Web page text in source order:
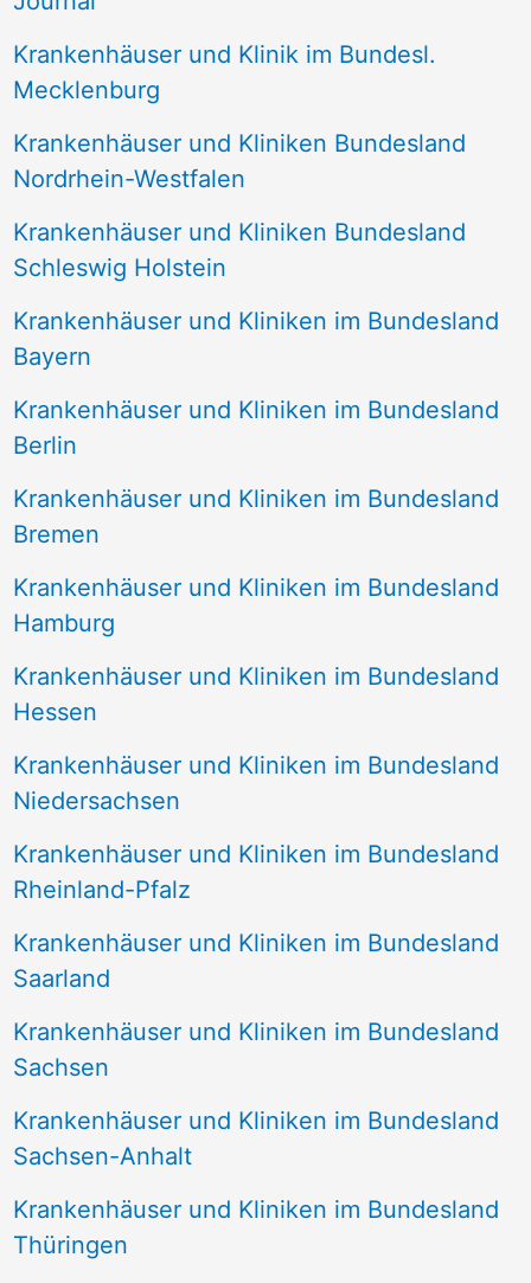
c
:
Krankenhäuser und Klinik im Bundesl.
Mecklenburg
Krankenhäuser und Kliniken Bundesland
Nordrhein-Westfalen
Krankenhäuser und Kliniken Bundesland
Schleswig Holstein
Krankenhäuser und Kliniken im Bundesland
Bayern
Krankenhäuser und Kliniken im Bundesland
Berlin
Krankenhäuser und Kliniken im Bundesland
Bremen
Krankenhäuser und Kliniken im Bundesland
Hamburg
Krankenhäuser und Kliniken im Bundesland
Hessen
Krankenhäuser und Kliniken im Bundesland
Niedersachsen
Krankenhäuser und Kliniken im Bundesland
Rheinland-Pfalz
Krankenhäuser und Kliniken im Bundesland
Saarland
Krankenhäuser und Kliniken im Bundesland
Sachsen
Krankenhäuser und Kliniken im Bundesland
Sachsen-Anhalt
Krankenhäuser und Kliniken im Bundesland
Thüringen